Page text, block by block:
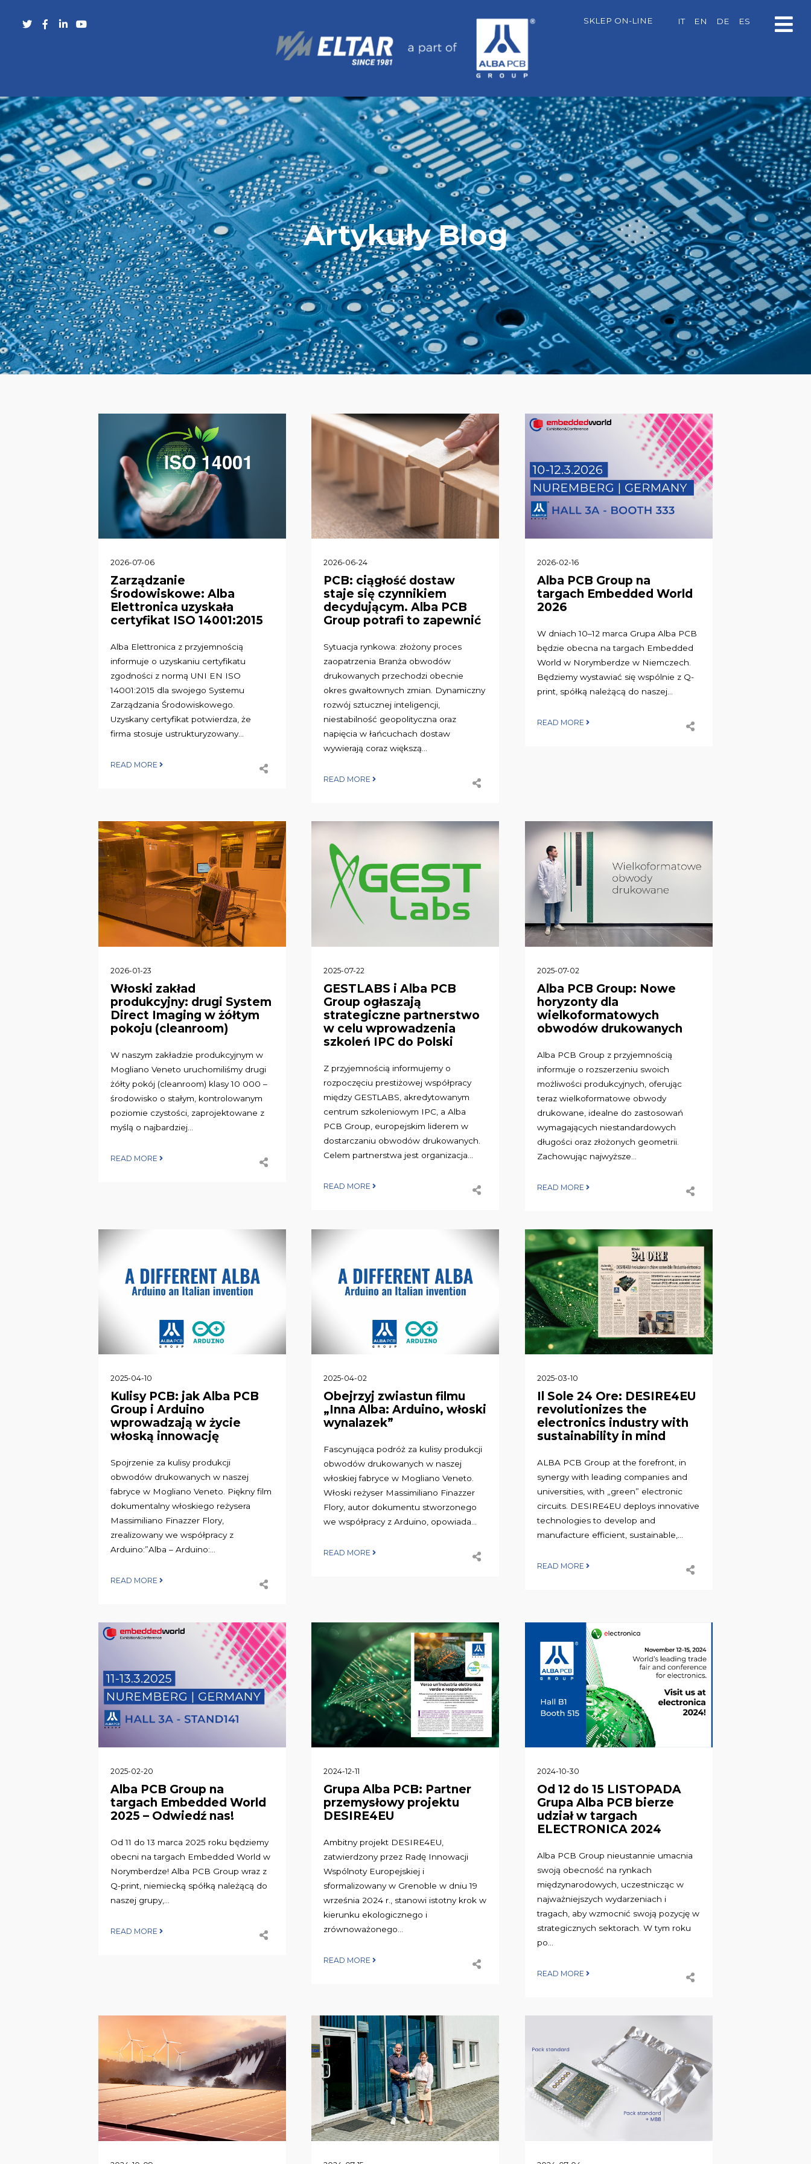
IT EN DE ES
SKLEP ON-LINE
Artykuły Blog
2026-07-06
Zarządzanie
Środowiskowe: Alba
Elettronica uzyskała
certyfikat ISO 14001:2015
Alba Elettronica z przyjemnością
informuje o uzyskaniu certyfikatu
zgodności z normą UNI EN ISO
14001:2015 dla swojego Systemu
Zarządzania Środowiskowego.
Uzyskany certyfikat potwierdza, że
firma stosuje ustrukturyzowany...
READ MORE
2026-06-24
PCB: ciągłość dostaw
staje się czynnikiem
decydującym. Alba PCB
Group potrafi to zapewnić
Sytuacja rynkowa: złożony proces
zaopatrzenia Branża obwodów
drukowanych przechodzi obecnie
okres gwałtownych zmian. Dynamiczny
rozwój sztucznej inteligencji,
niestabilność geopolityczna oraz
napięcia w łańcuchach dostaw
wywierają coraz większą...
READ MORE
2026-02-16
Alba PCB Group na
targach Embedded World
2026
W dniach 10–12 marca Grupa Alba PCB
będzie obecna na targach Embedded
World w Norymberdze w Niemczech.
Będziemy wystawiać się wspólnie z Q-
print, spółką należącą do naszej...
READ MORE
2026-01-23
Włoski zakład
produkcyjny: drugi System
Direct Imaging w żółtym
pokoju (cleanroom)
W naszym zakładzie produkcyjnym w
Mogliano Veneto uruchomiliśmy drugi
żółty pokój (cleanroom) klasy 10 000 –
środowisko o stałym, kontrolowanym
poziomie czystości, zaprojektowane z
myślą o najbardziej...
READ MORE
2025-07-22
GESTLABS i Alba PCB
Group ogłaszają
strategiczne partnerstwo
w celu wprowadzenia
szkoleń IPC do Polski
Z przyjemnością informujemy o
rozpoczęciu prestiżowej współpracy
między GESTLABS, akredytowanym
centrum szkoleniowym IPC, a Alba
PCB Group, europejskim liderem w
dostarczaniu obwodów drukowanych.
Celem partnerstwa jest organizacja...
READ MORE
2025-07-02
Alba PCB Group: Nowe
horyzonty dla
wielkoformatowych
obwodów drukowanych
Alba PCB Group z przyjemnością
informuje o rozszerzeniu swoich
możliwości produkcyjnych, oferując
teraz wielkoformatowe obwody
drukowane, idealne do zastosowań
wymagających niestandardowych
długości oraz złożonych geometrii.
Zachowując najwyższe...
READ MORE
2025-04-10
Kulisy PCB: jak Alba PCB
Group i Arduino
wprowadzają w życie
włoską innowację
Spojrzenie za kulisy produkcji
obwodów drukowanych w naszej
fabryce w Mogliano Veneto. Piękny film
dokumentalny włoskiego reżysera
Massimiliano Finazzer Flory,
zrealizowany we współpracy z
Arduino:”Alba – Arduino:...
READ MORE
2025-04-02
Obejrzyj zwiastun filmu
„Inna Alba: Arduino, włoski
wynalazek”
Fascynująca podróż za kulisy produkcji
obwodów drukowanych w naszej
włoskiej fabryce w Mogliano Veneto.
Włoski reżyser Massimiliano Finazzer
Flory, autor dokumentu stworzonego
we współpracy z Arduino, opowiada...
READ MORE
2025-03-10
Il Sole 24 Ore: DESIRE4EU
revolutionizes the
electronics industry with
sustainability in mind
ALBA PCB Group at the forefront, in
synergy with leading companies and
universities, with „green” electronic
circuits. DESIRE4EU deploys innovative
technologies to develop and
manufacture efficient, sustainable,...
READ MORE
2025-02-20
Alba PCB Group na
targach Embedded World
2025 – Odwiedź nas!
Od 11 do 13 marca 2025 roku będziemy
obecni na targach Embedded World w
Norymberdze! Alba PCB Group wraz z
Q-print, niemiecką spółką należącą do
naszej grupy,...
READ MORE
2024-12-11
Grupa Alba PCB: Partner
przemysłowy projektu
DESIRE4EU
Ambitny projekt DESIRE4EU,
zatwierdzony przez Radę Innowacji
Wspólnoty Europejskiej i
sformalizowany w Grenoble w dniu 19
września 2024 r., stanowi istotny krok w
kierunku ekologicznego i
zrównoważonego...
READ MORE
2024-10-30
Od 12 do 15 LISTOPADA
Grupa Alba PCB bierze
udział w targach
ELECTRONICA 2024
Alba PCB Group nieustannie umacnia
swoją obecność na rynkach
międzynarodowych, uczestnicząc w
najważniejszych wydarzeniach i
tragach, aby wzmocnić swoją pozycję w
strategicznych sektorach. W tym roku
po...
READ MORE